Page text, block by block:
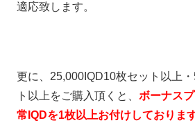
適応致します。
更に、25,000IQD10枚セット以上
ト以上をご購入頂くと、 ボーナス
常IQDを1枚以上お付けしております